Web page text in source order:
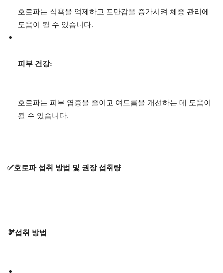
호로파는 식욕을 억제하고 포만감을 증가시켜 체중 관리에
도움이 될 수 있습니다.
피부 건강:
호로파는 피부 염증을 줄이고 여드름을 개선하는 데 도움이
될 수 있습니다.
✅호로파 섭취 방법 및 권장 섭취량
🫘섭취 방법